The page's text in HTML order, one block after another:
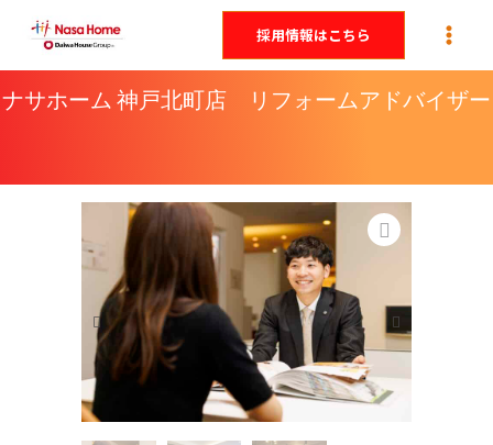
を
ス
プ
採用情報はこちら
ナサホーム 神戸北町店 リフォームアドバイザー